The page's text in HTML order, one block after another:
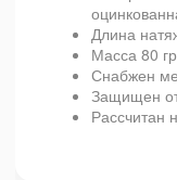
Длина
Масса 80
Снабжен
Защищен
Рассчитан